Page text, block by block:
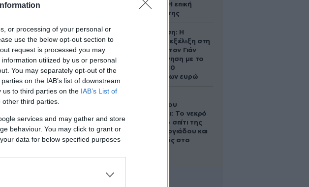
or processing of your personal or
use the below opt-out section to
request is processed you may
utilized by us or personal
You may separately opt-out of the
on the IAB’s list of downstream
us to third parties on the IAB’s List of
third parties.
services and may gather and store
behaviour. You may click to grant or
data for below specified purposes
ένα παιδί – Η επική
αντίδρασή της
Αθηνά Ωνάση: Η
απρόσμενη εξέλιξη στη
διαμάχη με τον Γιάν
Τοπς – Η κίνηση με το
άλογο των 10
εκατομμυρίων ευρώ
Τζώρτζογλου
αποκαλύπτει: Το νεκρό
έμβρυο στο σπίτι της
Μαρίας Γεωργιάδου και
ο εγκλεισμός στο